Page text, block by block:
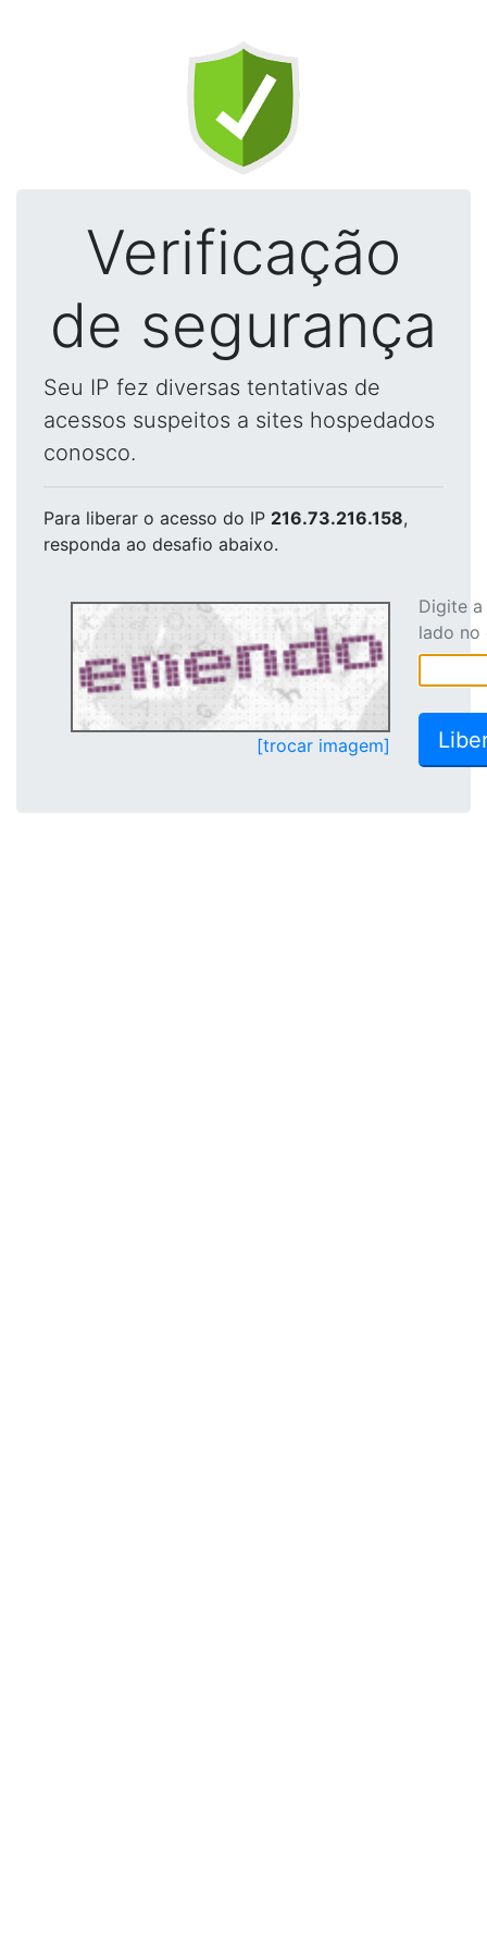
Verificação
de segurança
Seu IP fez diversas tentativas de
acessos suspeitos a sites hospedados
conosco.
Para liberar o acesso do IP 216.73.216.158,
responda ao desafio abaixo.
[trocar imagem]
Digite
lado no